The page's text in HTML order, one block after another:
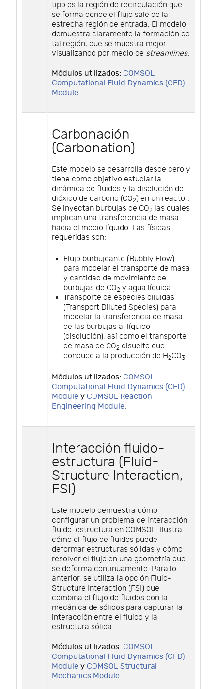
tipo es la región de recirculación que
se forma donde el flujo sale de la
estrecha región de entrada. El modelo
demuestra claramente la formación de
tal región, que se muestra mejor
visualizando por medio de streamlines.
Módulos utilizados: COMSOL
Computational Fluid Dynamics (CFD)
Module.
Carbonación
(Carbonation)
Este modelo se desarrolla desde cero y
tiene como objetivo estudiar la
dinámica de fluidos y la disolución de
dióxido de carbono (CO2) en un reactor.
Se inyectan burbujas de CO2 las cuales
implican una transferencia de masa
hacia el medio líquido. Las físicas
requeridas son:
Flujo burbujeante (Bubbly Flow)
para modelar el transporte de masa
y cantidad de movimiento de
burbujas de CO2 y agua líquida.
Transporte de especies diluidas
(Transport Diluted Species) para
modelar la transferencia de masa
de las burbujas al líquido
(disolución), así como el transporte
de masa de CO2 disuelto que
conduce a la producción de H2CO3.
Módulos utilizados: COMSOL
Computational Fluid Dynamics (CFD)
Module y COMSOL Reaction
Engineering Module.
Interacción fluido-
estructura (Fluid-
Structure Interaction,
FSI)
Este modelo demuestra cómo
configurar un problema de interacción
fluido-estructura en COMSOL. Ilustra
cómo el flujo de fluidos puede
deformar estructuras sólidas y cómo
resolver el flujo en una geometría que
se deforma continuamente. Para lo
anterior, se utiliza la opción Fluid-
Structure Interaction (FSI) que
combina el flujo de fluidos con la
mecánica de sólidos para capturar la
interacción entre el fluido y la
estructura sólida.
Módulos utilizados: COMSOL
Computational Fluid Dynamics (CFD)
Module y COMSOL Structural
Mechanics Module.